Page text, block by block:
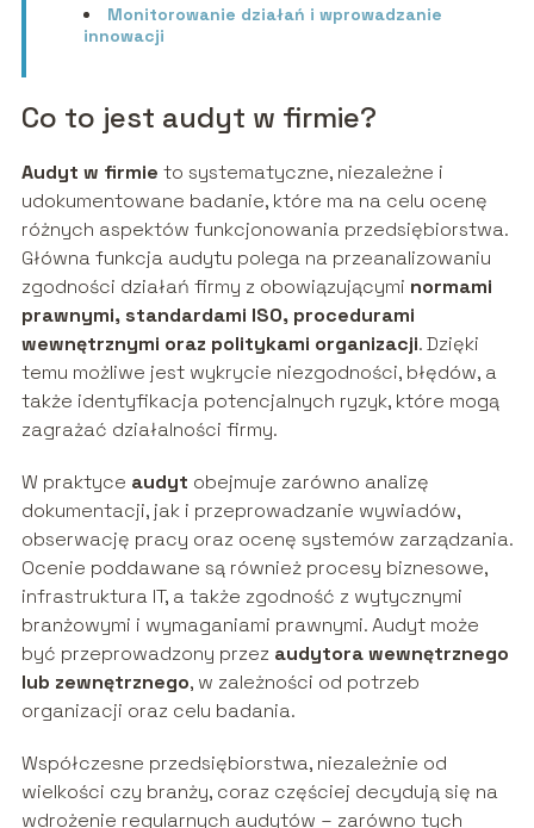
Monitorowanie działań i wprowadzanie
innowacji
Co to jest audyt w firmie?
Audyt w firmie to systematyczne, niezależne i
udokumentowane badanie, które ma na celu ocenę
różnych aspektów funkcjonowania przedsiębiorstwa.
Główna funkcja audytu polega na przeanalizowaniu
zgodności działań firmy z obowiązującymi normami
prawnymi, standardami ISO, procedurami
wewnętrznymi oraz politykami organizacji. Dzięki
temu możliwe jest wykrycie niezgodności, błędów, a
także identyfikacja potencjalnych ryzyk, które mogą
zagrażać działalności firmy.
W praktyce audyt obejmuje zarówno analizę
dokumentacji, jak i przeprowadzanie wywiadów,
obserwację pracy oraz ocenę systemów zarządzania.
Ocenie poddawane są również procesy biznesowe,
infrastruktura IT, a także zgodność z wytycznymi
branżowymi i wymaganiami prawnymi. Audyt może
być przeprowadzony przez audytora wewnętrznego
lub zewnętrznego, w zależności od potrzeb
organizacji oraz celu badania.
Współczesne przedsiębiorstwa, niezależnie od
wielkości czy branży, coraz częściej decydują się na
wdrożenie regularnych audytów – zarówno tych